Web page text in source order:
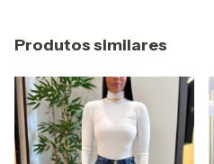
Produtos similares